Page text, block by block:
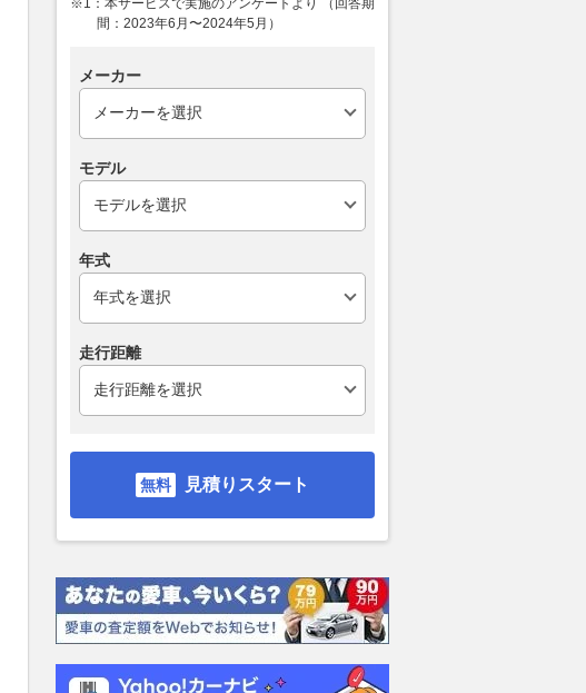
※1：本サービスで実施のアンケートより （回答期
間：2023年6月〜2024年5月）
メーカー
モデル
年式
走行距離
見積りスタート